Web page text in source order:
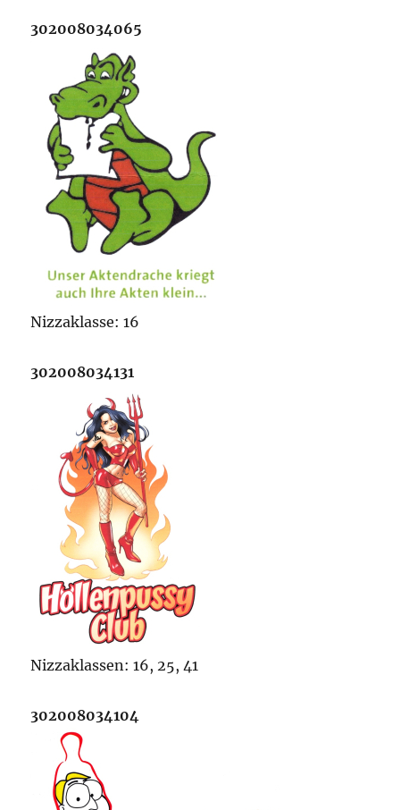
302008034065
Nizzaklasse: 16
302008034131
Nizzaklassen: 16, 25, 41
302008034104